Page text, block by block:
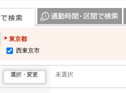
東京都
西東京市
選択・変更 未選択